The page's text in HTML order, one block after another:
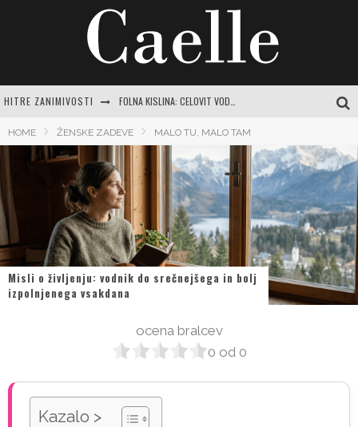
HITRE ZANIMIVOSTI
INTUICIJA: TIHI GLAS, KI NAS VODI SKOZI ŽIVLJENJE
MISLI O NARAVI: ZAKAJ JE POVEZAVA Z ZELENO MODROSTJO KLJUČNA ZA SODOBNO ŽENSKO
HOME ŽENSKE ZADEVE MALO TU, MALO TAM
Misli o življenju: vodnik do srečnejšega in bolj
izpolnjenega vsakdana
ocena bralcev
0 od 0
Kazalo >